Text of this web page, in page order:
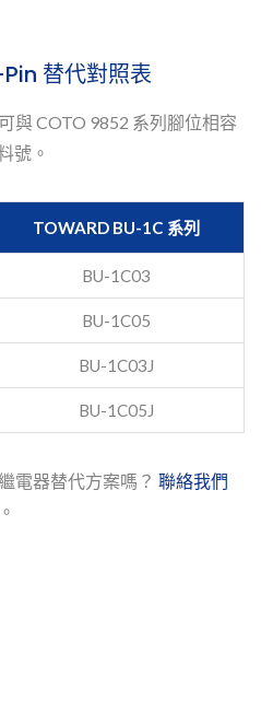
替代對照表
與 COTO 9852 系列腳位相容
號。
TOWARD BU-1C 系列
BU-1C03
BU-1C05
BU-1C03J
BU-1C05J
電器替代方案嗎？ 聯絡我們